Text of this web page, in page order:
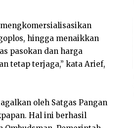
hingga menaikkan
pasokan dan harga
tetap terjaga,” kata Arief,
oleh Satgas Pangan
Hal ini berhasil